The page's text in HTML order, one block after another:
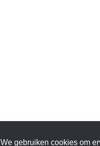
We gebruiken cookies om